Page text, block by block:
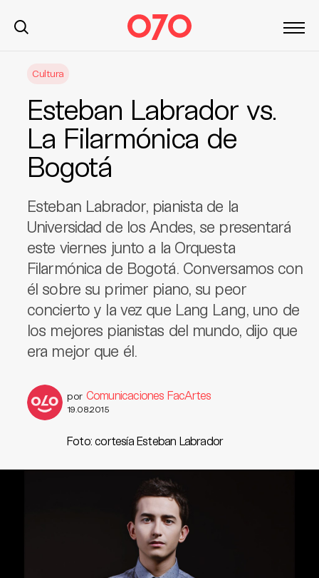
Cultura
Esteban Labrador vs.
La Filarmónica de
Bogotá
Esteban Labrador, pianista de la
Universidad de los Andes, se presentará
este viernes junto a la Orquesta
Filarmónica de Bogotá. Conversamos con
él sobre su primer piano, su peor
concierto y la vez que Lang Lang, uno de
los mejores pianistas del mundo, dijo que
era mejor que él.
por Comunicaciones FacArtes
19.08.2015
Foto: cortesía Esteban Labrador